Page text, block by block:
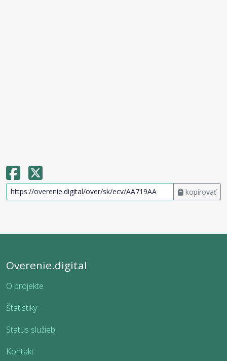
kopírovať
Overenie.digital
O projekte
Štatistiky
Status služieb
Kontakt